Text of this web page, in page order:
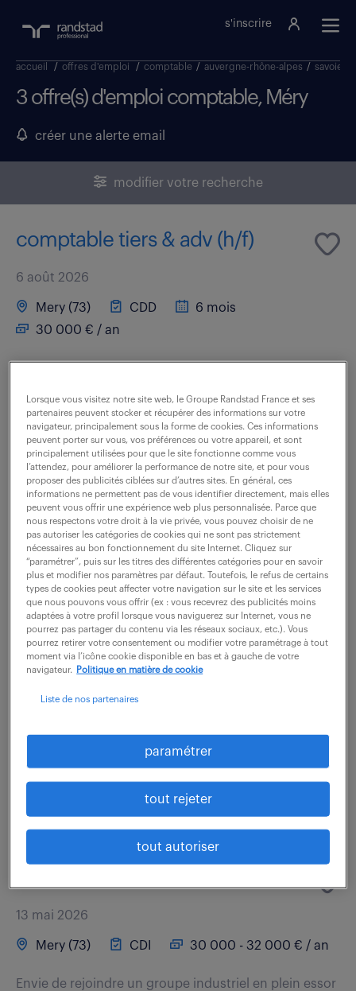
s'inscrire
accueil / offres d'emploi / comptable / auvergne-rhône-alpes / savoie
3 offre(s) d'emploi comptable, Méry
créer une alerte email
modifier votre recherche
comptable tiers & adv (h/f)
6 août 2026
Mery (73) CDD
6 mois
30 000 € / an
jonction entre l'administration des ventes et la
comptabilité. Rattaché(e) au Responsable...
voir l'offre
comptable (f/h)
28 juillet 2026
Mery (73) CDI 32 000 - 35 000 € / an
Sous la responsabilité de la Directrice Administrative
et Financière, vous prenez en charge un périmètre
s'articulent autour de la gestion des...
13 mai 2026
Mery (73) CDI 30 000 - 32 000 € / an
Envie de rejoindre un groupe industriel en plein essor
Lorsque vous visitez notre site web, le Groupe Randstad France et ses
partenaires peuvent stocker et récupérer des informations sur votre
navigateur, principalement sous la forme de cookies. Ces informations
peuvent porter sur vous, vos préférences ou votre appareil, et sont
principalement utilisées pour que le site fonctionne comme vous
l’attendez, pour améliorer la performance de notre site, et pour vous
proposer des publicités ciblées sur d’autres sites. En général, ces
informations ne permettent pas de vous identifier directement, mais elles
peuvent vous offrir une expérience web plus personnalisée. Parce que
nous respectons votre droit à la vie privée, vous pouvez choisir de ne
pas autoriser les catégories de cookies qui ne sont pas strictement
nécessaires au bon fonctionnement du site Internet. Cliquez sur
“paramétrer”, puis sur les titres des différentes catégories pour en savoir
plus et modifier nos paramètres par défaut. Toutefois, le refus de certains
types de cookies peut affecter votre navigation sur le site et les services
que nous pouvons vous offrir (ex : vous recevrez des publicités moins
adaptées à votre profil lorsque vous naviguerez sur Internet, vous ne
pourrez pas partager du contenu via les réseaux sociaux, etc.). Vous
pourrez retirer votre consentement ou modifier votre paramétrage à tout
moment via l’icône cookie disponible en bas et à gauche de votre
navigateur.
Politique en matière de cookie
Liste de nos partenaires
paramétrer
tout rejeter
tout autoriser